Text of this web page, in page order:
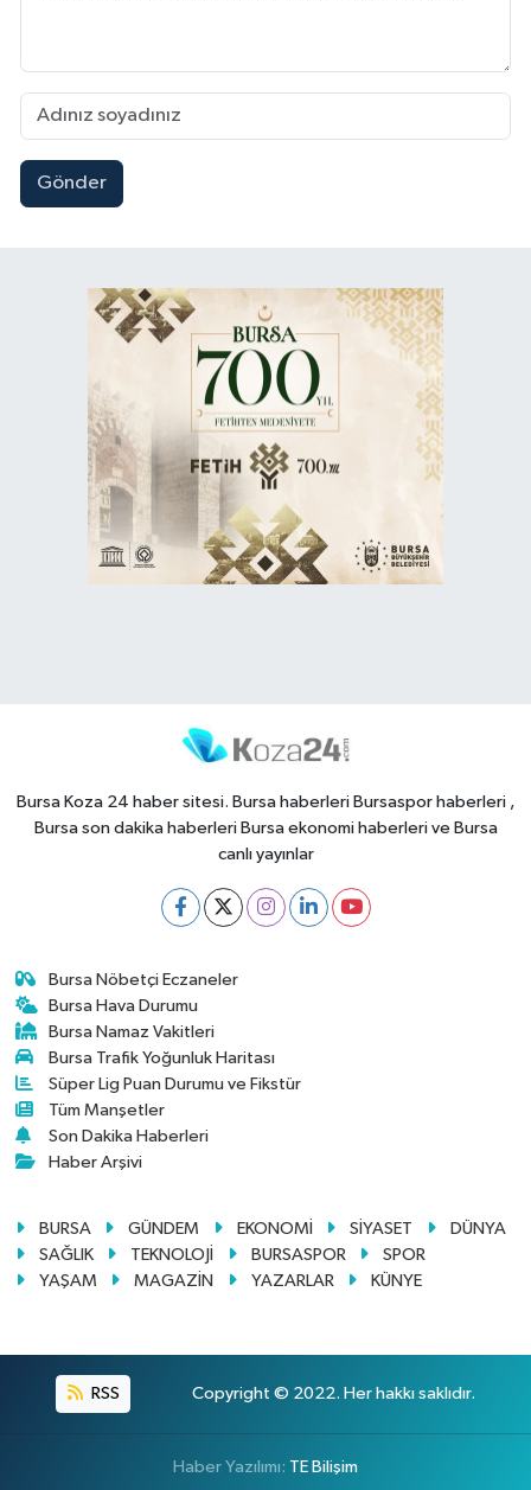
Gönder
Bursa Koza 24 haber sitesi. Bursa haberleri Bursaspor haberleri ,
Bursa son dakika haberleri Bursa ekonomi haberleri ve Bursa
canlı yayınlar
Bursa Nöbetçi Eczaneler
Bursa Hava Durumu
Bursa Namaz Vakitleri
Bursa Trafik Yoğunluk Haritası
Süper Lig Puan Durumu ve Fikstür
Tüm Manşetler
Son Dakika Haberleri
Haber Arşivi
BURSA GÜNDEM EKONOMİ SİYASET
DÜNYA
SAĞLIK
TEKNOLOJİ BURSASPOR
SPOR
YAŞAM
MAGAZİN YAZARLAR KÜNYE
RSS Copyright © 2022. Her hakkı saklıdır.
Haber Yazılımı: TE Bilişim